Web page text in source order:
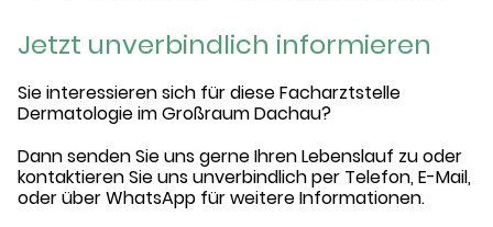
Jetzt unverbindlich informieren
Sie interessieren sich für diese Facharztstelle
Dermatologie im Großraum Dachau?
Dann senden Sie uns gerne Ihren Lebenslauf zu oder
kontaktieren Sie uns unverbindlich per Telefon, E-Mail,
oder über WhatsApp für weitere Informationen.